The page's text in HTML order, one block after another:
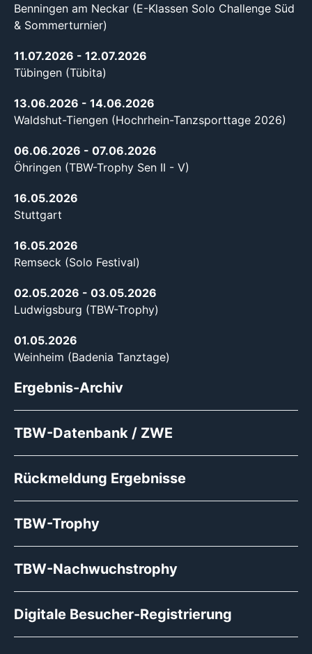
Benningen am Neckar (E-Klassen Solo Challenge Süd
& Sommerturnier)
11.07.2026 - 12.07.2026
Tübingen (Tübita)
13.06.2026 - 14.06.2026
Waldshut-Tiengen (Hochrhein-Tanzsporttage 2026)
06.06.2026 - 07.06.2026
Öhringen (TBW-Trophy Sen II - V)
16.05.2026
Stuttgart
16.05.2026
Remseck (Solo Festival)
02.05.2026 - 03.05.2026
Ludwigsburg (TBW-Trophy)
01.05.2026
Weinheim (Badenia Tanztage)
Ergebnis-Archiv
TBW-Datenbank / ZWE
Rückmeldung Ergebnisse
TBW-Trophy
TBW-Nachwuchstrophy
Digitale Besucher-Registrierung